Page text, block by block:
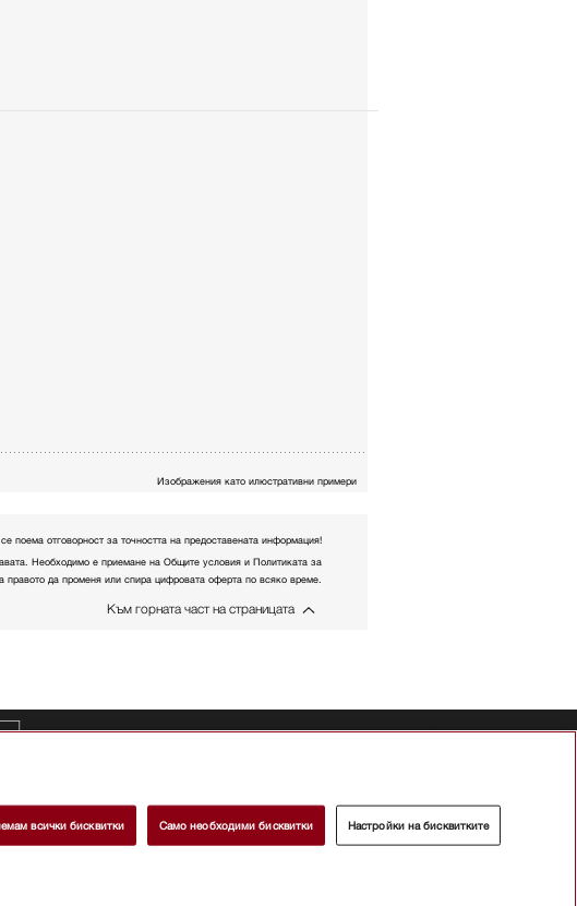
Изображения като илюстративни примери
поема отговорност за точността на предоставената информация!
Необходимо е приемане на Общите условия и Политиката за
да променя или спира цифровата оферта по всяко време.
Към горната част на страницата
Преса
всички бисквитки Само необходими бисквитки Настройки на бисквитките